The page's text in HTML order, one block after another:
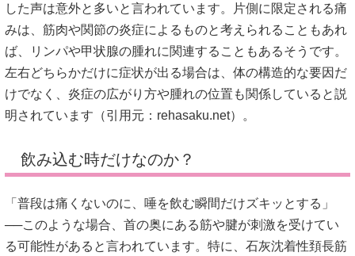
した声は意外と多いと言われています。片側に限定される痛
みは、筋肉や関節の炎症によるものと考えられることもあれ
ば、リンパや甲状腺の腫れに関連することもあるそうです。
左右どちらかだけに症状が出る場合は、体の構造的な要因だ
けでなく、炎症の広がり方や腫れの位置も関係していると説
明されています（引用元： rehasaku.net）。
飲み込む時だけなのか？
「普段は痛くないのに、唾を飲む瞬間だけズキッとする」
──このような場合、首の奥にある筋や腱が刺激を受けてい
る可能性があると言われています。特に、石灰沈着性頚長筋